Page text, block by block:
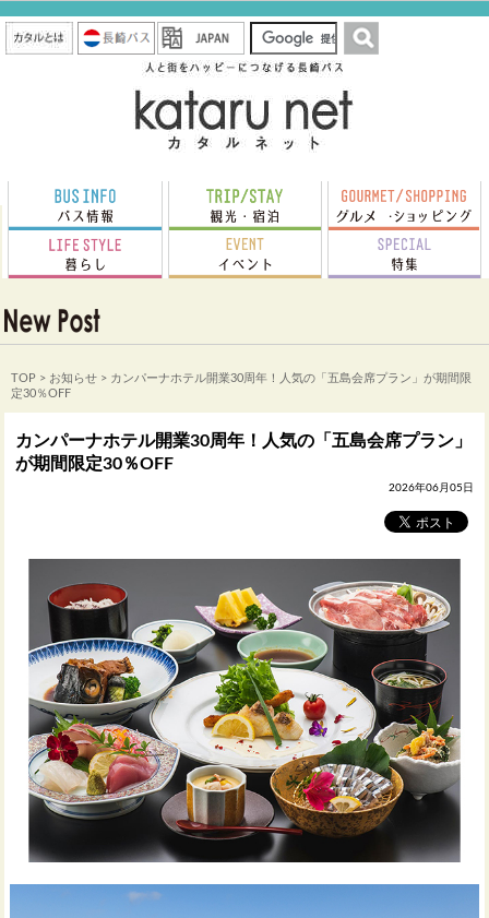
TOP > お知らせ > カンパーナホテル開業30周年！人気の「五島会席プラン」が期間限
定30％OFF
カンパーナホテル開業30周年！人気の「五島会席プラン」
が期間限定30％OFF
2026年06月05日